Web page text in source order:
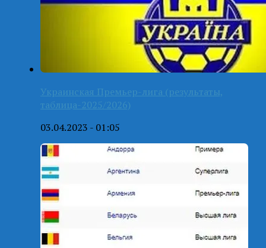
Украинская Премьер-лига (результаты,
таблица-2025/2026)
03.04.2023 - 01:05